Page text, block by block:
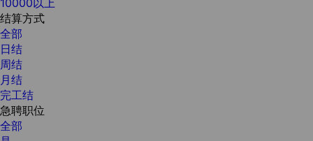
结算方式
全部
日结
周结
月结
完工结
急聘职位
全部